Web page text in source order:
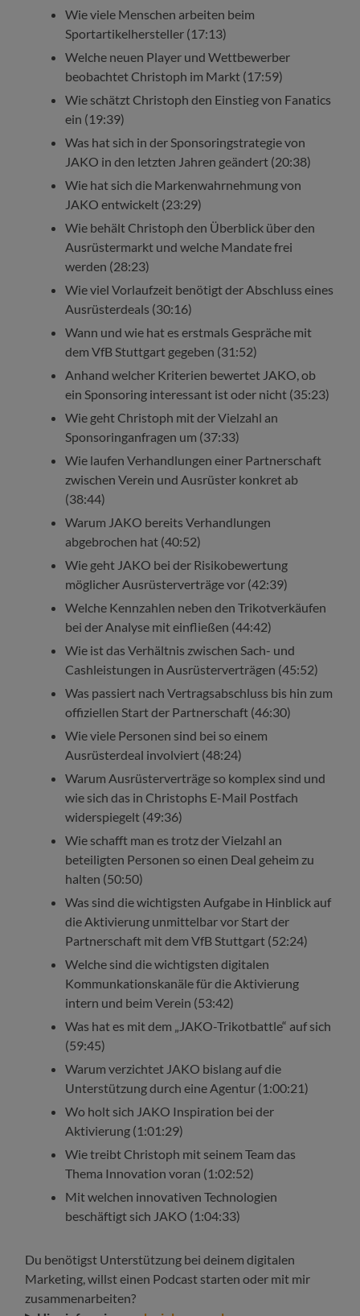
Wie viele Menschen arbeiten beim
Sportartikelhersteller (17:13)
Welche neuen Player und Wettbewerber
beobachtet Christoph im Markt (17:59)
Wie schätzt Christoph den Einstieg von Fanatics
ein (19:39)
Was hat sich in der Sponsoringstrategie von
JAKO in den letzten Jahren geändert (20:38)
Wie hat sich die Markenwahrnehmung von
JAKO entwickelt (23:29)
Wie behält Christoph den Überblick über den
Ausrüstermarkt und welche Mandate frei
werden (28:23)
Wie viel Vorlaufzeit benötigt der Abschluss eines
Ausrüsterdeals (30:16)
Wann und wie hat es erstmals Gespräche mit
dem VfB Stuttgart gegeben (31:52)
Anhand welcher Kriterien bewertet JAKO, ob
ein Sponsoring interessant ist oder nicht (35:23)
Wie geht Christoph mit der Vielzahl an
Sponsoringanfragen um (37:33)
Wie laufen Verhandlungen einer Partnerschaft
zwischen Verein und Ausrüster konkret ab
(38:44)
Warum JAKO bereits Verhandlungen
abgebrochen hat (40:52)
Wie geht JAKO bei der Risikobewertung
möglicher Ausrüsterverträge vor (42:39)
Welche Kennzahlen neben den Trikotverkäufen
bei der Analyse mit einfließen (44:42)
Wie ist das Verhältnis zwischen Sach- und
Cashleistungen in Ausrüsterverträgen (45:52)
Was passiert nach Vertragsabschluss bis hin zum
offiziellen Start der Partnerschaft (46:30)
Wie viele Personen sind bei so einem
Ausrüsterdeal involviert (48:24)
Warum Ausrüsterverträge so komplex sind und
wie sich das in Christophs E-Mail Postfach
widerspiegelt (49:36)
Wie schafft man es trotz der Vielzahl an
beteiligten Personen so einen Deal geheim zu
halten (50:50)
Was sind die wichtigsten Aufgabe in Hinblick auf
die Aktivierung unmittelbar vor Start der
Partnerschaft mit dem VfB Stuttgart (52:24)
Welche sind die wichtigsten digitalen
Kommunkationskanäle für die Aktivierung
intern und beim Verein (53:42)
Was hat es mit dem „JAKO-Trikotbattle“ auf sich
(59:45)
Warum verzichtet JAKO bislang auf die
Unterstützung durch eine Agentur (1:00:21)
Wo holt sich JAKO Inspiration bei der
Aktivierung (1:01:29)
Wie treibt Christoph mit seinem Team das
Thema Innovation voran (1:02:52)
Mit welchen innovativen Technologien
beschäftigt sich JAKO (1:04:33)
Du benötigst Unterstützung bei deinem digitalen
Marketing, willst einen Podcast starten oder mit mir
zusammenarbeiten?